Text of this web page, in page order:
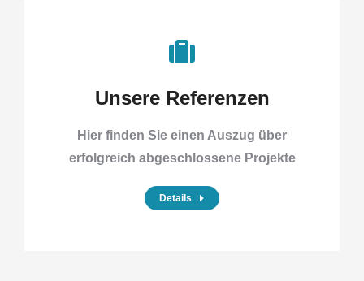
Unsere Referenzen
Hier finden Sie einen Auszug über
erfolgreich abgeschlossene Projekte
Details